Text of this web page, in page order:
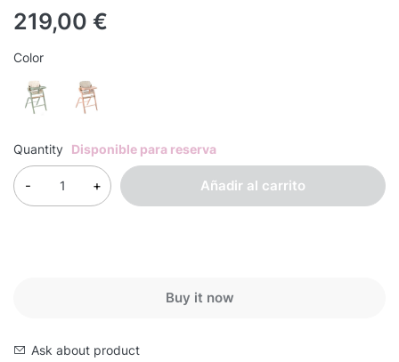
219,00 €
Color
Quantity Disponible para reserva
Añadir al carrito
Buy it now
Ask about product